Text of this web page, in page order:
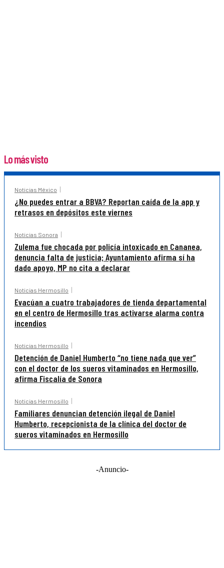
Lo más visto
Noticias México
¿No puedes entrar a BBVA? Reportan caída de la app y
retrasos en depósitos este viernes
Noticias Sonora
Zulema fue chocada por policía intoxicado en Cananea,
denuncia falta de justicia; Ayuntamiento afirma sí ha
dado apoyo, MP no cita a declarar
Noticias Hermosillo
Evacúan a cuatro trabajadores de tienda departamental
en el centro de Hermosillo tras activarse alarma contra
incendios
Noticias Hermosillo
Detención de Daniel Humberto “no tiene nada que ver”
con el doctor de los sueros vitaminados en Hermosillo,
afirma Fiscalía de Sonora
Noticias Hermosillo
Familiares denuncian detención ilegal de Daniel
Humberto, recepcionista de la clínica del doctor de
sueros vitaminados en Hermosillo
-Anuncio-